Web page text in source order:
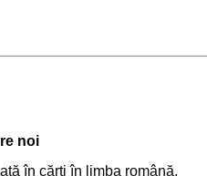
noi
în cărți în limba română,